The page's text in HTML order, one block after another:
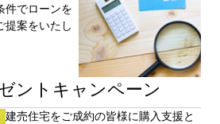
件でローンを
提案をいたし
ントキャンペーン
建売住宅をご成約の皆様に購⼊⽀援と